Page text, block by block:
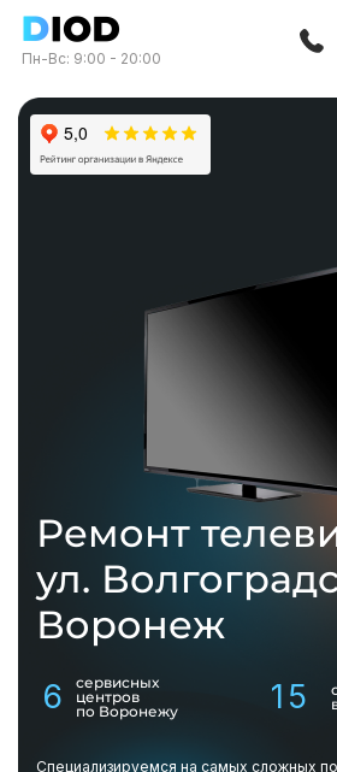
Пн-Вс: 9:00 - 20:00
Ремонт
ул.
Воронеж
6
сервисных
центров
по Воронежу
15
Специализируемся на самых сложных